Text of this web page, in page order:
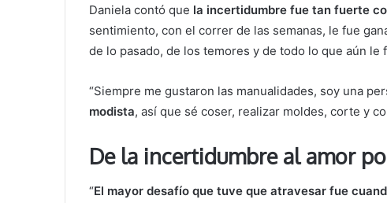
Daniela contó que la incertidumbre fue tan fuerte
sentimiento, con el correr de las semanas, le fue
de lo pasado, de los temores y de todo lo que aún le
“Siempre me gustaron las manualidades, soy una
modista, así que sé coser, realizar moldes, corte y
De la incertidumbre al amor
“El mayor desafío que tuve que atravesar fue